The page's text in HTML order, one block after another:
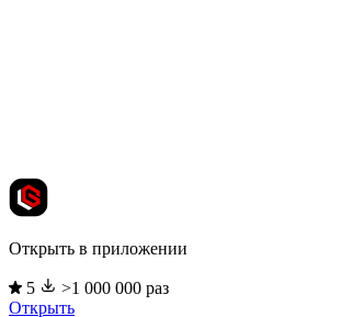
Открыть в приложении
5
>1 000 000 раз
Открыть